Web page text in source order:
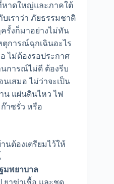
หาดใหญ่และภาคใต้
เราว่า ภัยธรรมชาติ
รั้งก็มาอย่างไม่ทัน
ตุการณ์ฉุกเฉินอะไร
ไม่ต้องรอประกาศ
การณ์ไม่ดี ต้องรีบ
เสมอ ไม่ว่าจะเป็น
น แผ่นดินไหว ไฟ
าซรั่ว หรือ
นต้องเตรียมไว้ให้
มพยาบาล
ยาฆ่าเชื้อ และชุด